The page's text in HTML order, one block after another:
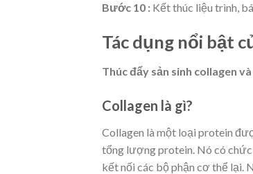
Bước 10 : Kết thúc liệu trình,
Tác dụng nổi bật
Thúc đẩy sản sinh collagen
Collagen là gì?
Collagen là một loại protein
tổng lượng protein. Nó có
kết nối các bộ phận cơ thể lại.